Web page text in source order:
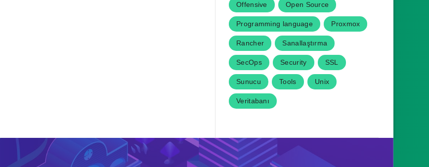
Offensive Open Source
Programming language Proxmox
Rancher Sanallaştırma
SecOps Security SSL
Sunucu Tools Unix
Veritabanı